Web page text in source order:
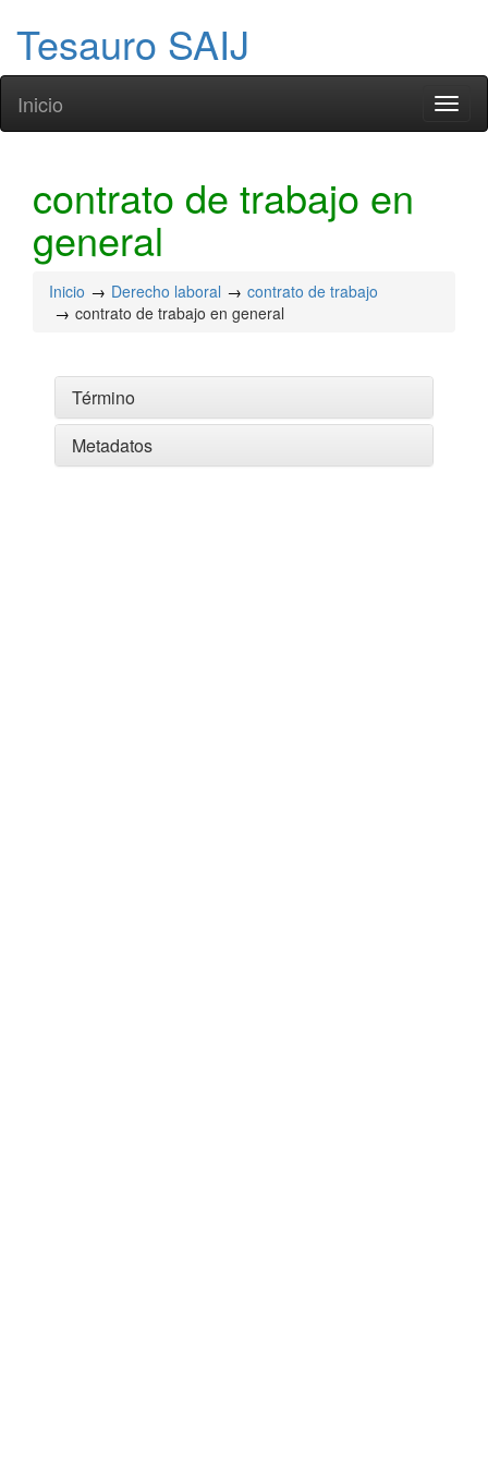
Tesauro SAIJ
Inicio
contrato de trabajo en
general
Inicio Derecho laboral
contrato de trabajo
contrato de trabajo en general
Término
Metadatos